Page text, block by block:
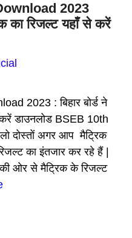
2023
का रिजल्ट यहाँ से करें
2023 : बिहार बोर्ड ने
करें डाउनलोड BSEB 10th
दोस्तों अगर आप मैट्रिक
का इंतजार कर रहे हैं |
की ओर से मैट्रिक के रिजल्ट